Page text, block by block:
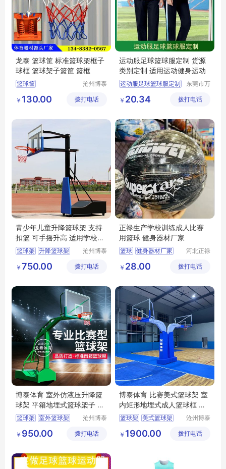
龙泰 篮球筐 标准篮球架框子
球框 篮球架子篮筐 篮框
篮球筐
沧州博泰
有限公司
￥ 130.00 拨打电话
运动服足球篮球服定制 货源
类别定制 适用运动健身运动
运动服足球篮球服定制
东莞市万
衣厂
￥ 20.34 拨打电话
青少年儿童升降篮球架 支持
扣篮 可手摇升高 适用学校公
园广场培训馆
篮球架 升降篮球架
儿童篮球架
沧州博泰
有限公司
￥ 750.00 拨打电话
正禄生产学校训练成人比赛
用篮球 健身器材厂家
篮球 健身器材厂家
成人比赛用篮球
河北正禄
制造有限
￥ 28.00 拨打电话
博泰体育 室外仿液压升降篮
球架 平箱地埋式篮球架子 质
量稳定
篮球架 室外篮球架
平箱篮球架
沧州博泰
有限公司
￥ 950.00 拨打电话
博泰体育 比赛美式篮球架 室
内矩形地埋式成人篮球框 支
持定制
篮球架 美式篮球架
成人篮球框
沧州博泰
有限公司
￥ 1900.00 拨打电话